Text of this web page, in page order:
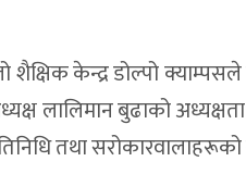
केन्द्र डोल्पो क्याम्पसले
लालिमान बुढाको
तथा